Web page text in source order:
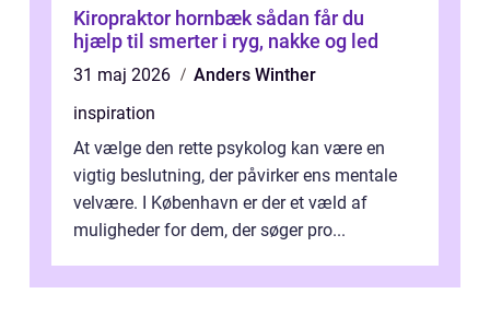
Kiropraktor hornbæk sådan får du
hjælp til smerter i ryg, nakke og led
31 maj 2026
Anders Winther
inspiration
At vælge den rette psykolog kan være en
vigtig beslutning, der påvirker ens mentale
velvære. I København er der et væld af
muligheder for dem, der søger pro...